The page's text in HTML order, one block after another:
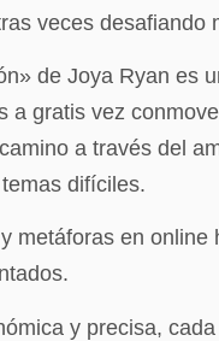
veces desafiando
de Joya Ryan es
a gratis vez
a través del
difíciles.
metáforas en
y precisa,